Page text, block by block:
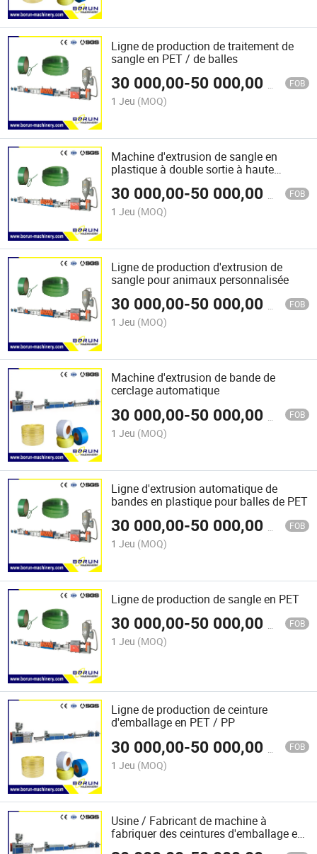
Ligne de production de traitement de
sangle en PET / de balles
30 000,00-50 000,00 FOB
1 Jeu (MOQ)
Machine d'extrusion de sangle en
plastique à double sortie à haute
bandes de strapping en PET/PP
30 000,00-50 000,00 FOB
1 Jeu (MOQ)
Ligne de production d'extrusion de
sangle pour animaux personnalisée
30 000,00-50 000,00 FOB
1 Jeu (MOQ)
Machine d'extrusion de bande de
cerclage automatique
30 000,00-50 000,00 FOB
1 Jeu (MOQ)
Ligne d'extrusion automatique de
bandes en plastique pour balles de PET
30 000,00-50 000,00 FOB
1 Jeu (MOQ)
Ligne de production de sangle en PET
30 000,00-50 000,00 FOB
1 Jeu (MOQ)
Ligne de production de ceinture
d'emballage en PET / PP
30 000,00-50 000,00 FOB
1 Jeu (MOQ)
Usine / Fabricant de machine à
fabriquer des ceintures d'emballage en